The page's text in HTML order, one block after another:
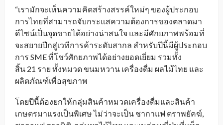
“เรามักจะเห็นความคิดสร้างสรรค์ใหม่ๆ ของผู้ประกอบ
การไทยที่สามารถจับกระแสความต้องการของตลาดมา
ดีไซน์เป็นจุดขายได้อย่างน่าสนใจ และมีศักยภาพพร้อมที่
จะสยายปีกสู่เวทีการค้าระดับสากล สำหรับปีนี้มีผู้ประกอบ
การ SME ที่โชว์ศักยภาพได้อย่างยอดเยี่ยม รวมทั้ง
สิ้น 21 ราย ทั้งหมวด ขนมหวาน เครื่องดื่ม ผลไม้ไทย และ
ผลิตภัณฑ์เพื่อสุขภาพ
โดยปีนี้ต้องยกให้กลุ่มสินค้าหมวดเครื่องดื่มและสินค้า
เกษตรมาแรงเป็นพิเศษ ไม่ว่าจะเป็น ชากาแฟ ตราพยัคฆ์,